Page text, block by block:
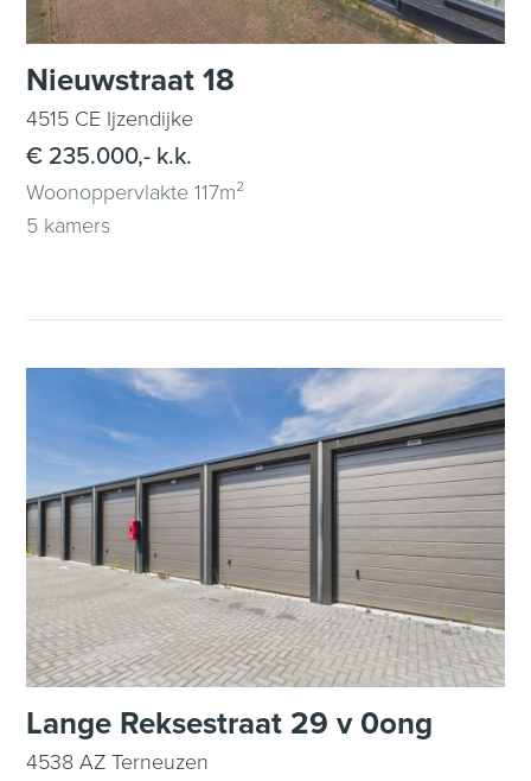
Nieuwstraat 18
4515 CE Ijzendijke
€ 235.000,- k.k.
Woonoppervlakte 117m²
5 kamers
Lange Reksestraat 29 v 0ong
4538 AZ Terneuzen